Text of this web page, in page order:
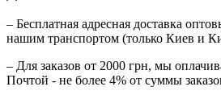
– Бесплатная адресная доставка
нашим транспортом (только Киев и
– Для заказов от 2000 грн, мы
Почтой - не более 4% от суммы